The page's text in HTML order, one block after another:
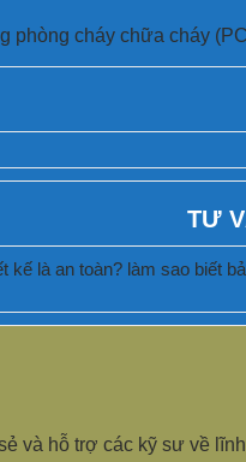
phòng cháy chữa cháy
TƯ
kế là an toàn? làm sao biết
và hỗ trợ các kỹ sư về